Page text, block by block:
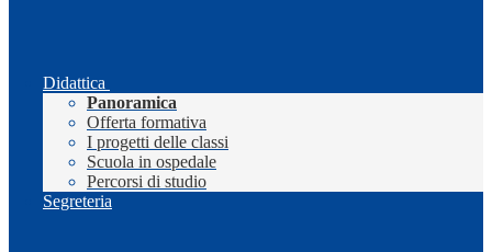
Didattica
Panoramica
Offerta formativa
I progetti delle classi
Scuola in ospedale
Percorsi di studio
Segreteria